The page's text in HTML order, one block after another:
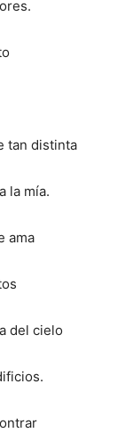
tan distinta
la mía.
ama
del cielo